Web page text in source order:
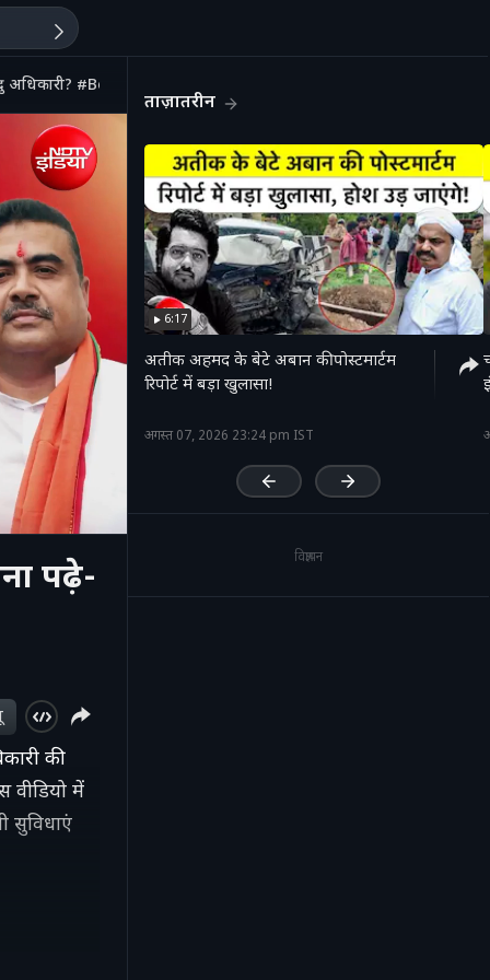
#bengal
'
पढ़े-
की
वीडियो में
सुविधाएं
ताज़ातरीन
6:17
अतीक अहमद के बेटे अबान की पोस्टमार्टम
रिपोर्ट में बड़ा खुलासा!
अगस्त 07, 2026 23:24 pm IST
विज्ञापन